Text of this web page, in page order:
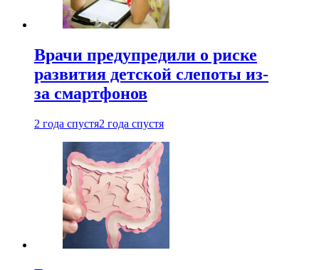
Врачи предупредили о риске
развития детской слепоты из-
за смартфонов
2 года спустя2 года спустя